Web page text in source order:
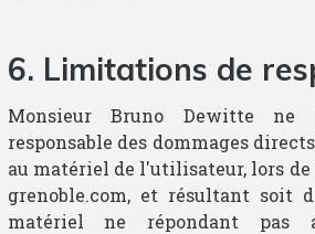
6. Limitations de
Monsieur Bruno Dewitte ne
responsable des dommages
au matériel de l'utilisateur, lors de
grenoble.com, et résultant soit
matériel ne répondant pas